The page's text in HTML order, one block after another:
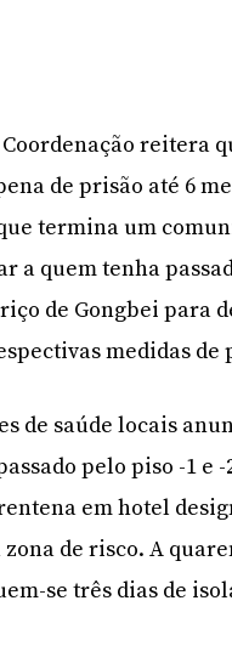
Coordenação reitera
de prisão até 6
termina um
a quem tenha
de Gongbei para
medidas de
de saúde locais
pelo piso -1 e
em hotel
zona de risco. A
se três dias de